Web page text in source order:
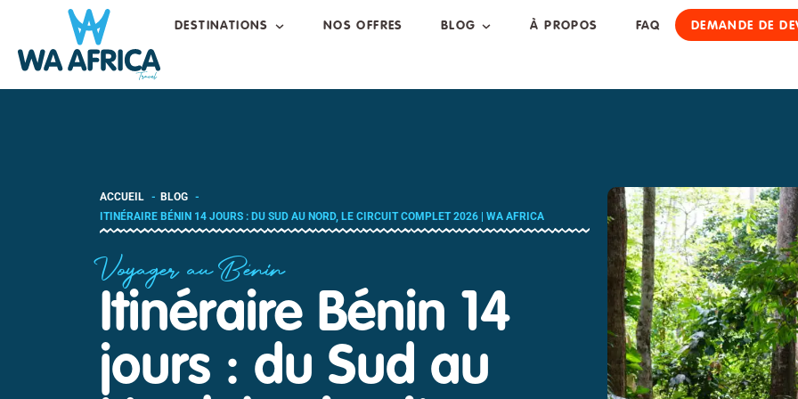
DESTINATIONS NOS OFFRES BLOG À PROPOS FAQ DEMANDE DE
ACCUEIL
BLOG
ITINÉRAIRE BÉNIN 14 JOURS : DU SUD AU NORD, LE CIRCUIT COMPLET 2026 | WA AFRICA
Voyager au Bénin
Itinéraire Bénin 14
jours : du Sud au